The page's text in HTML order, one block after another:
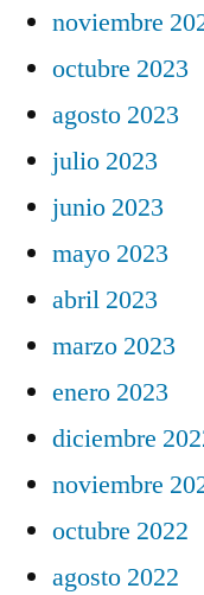
noviembre
octubre 2023
agosto 2023
julio 2023
junio 2023
mayo 2023
abril 2023
marzo 2023
enero 2023
diciembre
noviembre
octubre 2022
agosto 2022